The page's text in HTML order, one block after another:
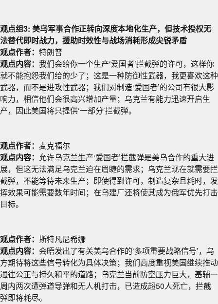
观点组3: 美乌军事合作正转向深度本地化生产，但技术授权无
法替代即时战力，援助时效性与战场消耗形成尖锐矛盾
观点作者： 特朗普
观点内容： 我们会给你一个生产‘爱国者’拦截弹的许可，这样你
就不能抱怨我们给的少了；这是一种防御性武器，我更喜欢这种
武器，而不是进攻性武器；我们对制造‘爱国者’的公司有很大影
响力，相信他们会很高兴增加产量；乌克兰有能力迅速开启生
产，因此美国将只提供‘一部分’拦截弹。
观点作者： 麦克福尔
观点内容： 允许乌克兰生产‘爱国者’拦截弹是美乌合作的重大进
展，但这无法满足乌克兰迫在眉睫的需求；乌克兰现在就需要拦
截弹，不能等待未来生产；即使得到许可，制造复杂且耗时，发
挥效果可能需要数年时间；在乌建厂还将使其成为俄军优先打击
目标。
观点作者： 斯特凡尼希娜
观点内容： 会晤发出了有关美乌合作的‘多项重要战略信号’，乌
方期待将这些信号转化为具体决策；我们高度重视美国继续推动
通往公正与持久和平的道路；乌克兰当前防空压力巨大，基辅一
周内两次遭弹道导弹和无人机打击，已造成超50人死亡，拦截
弹即将耗尽。